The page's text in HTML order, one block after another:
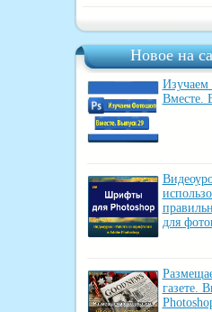
Новое на
Вместе.
для
газете.